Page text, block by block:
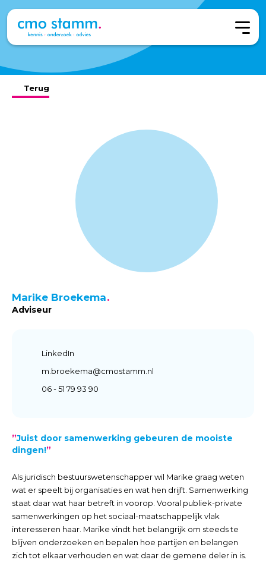
Terug
Marike Broekema
Adviseur
LinkedIn
m.broekema@cmostamm.nl
06 - 51 79 93 90
”Juist door samenwerking gebeuren de mooiste
dingen!”
Als juridisch bestuurswetenschapper wil Marike graag weten
wat er speelt bij organisaties en wat hen drijft. Samenwerking
staat daar wat haar betreft in voorop. Vooral publiek-private
samenwerkingen op het sociaal-maatschappelijk vlak
interesseren haar. Marike vindt het belangrijk om steeds te
blijven onderzoeken en bepalen hoe partijen en belangen
zich tot elkaar verhouden en wat daar de gemene deler in is.